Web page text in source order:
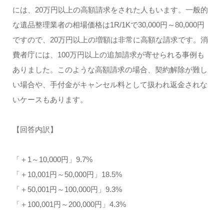
には、20万円以上の高額請求をされた人もいます。一般的
な遺品整理業者の相場価格は1R/1Kで30,000円～80,000円
ですので、20万円以上の増額は非常に高額な請求です。消
費者庁には、100万円以上の追加請求が寄せられる事例も
ありました。このような高額請求の場合、契約解除が難し
い場合や、手付金がキャンセル料として扱われ返金されな
いケースもあります。
【回答内訳】
「＋1～10,000円」9.7%
「＋10,001円～50,000円」18.5%
「＋50,001円～100,000円」9.3%
「＋100,001円～200,000円」4.3%